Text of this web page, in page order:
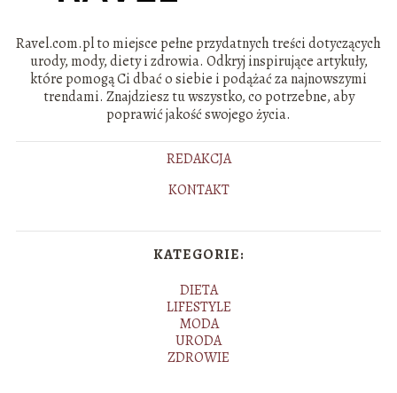
Ravel.com.pl to miejsce pełne przydatnych treści dotyczących
urody, mody, diety i zdrowia. Odkryj inspirujące artykuły,
które pomogą Ci dbać o siebie i podążać za najnowszymi
trendami. Znajdziesz tu wszystko, co potrzebne, aby
poprawić jakość swojego życia.
REDAKCJA
KONTAKT
KATEGORIE:
DIETA
LIFESTYLE
MODA
URODA
ZDROWIE